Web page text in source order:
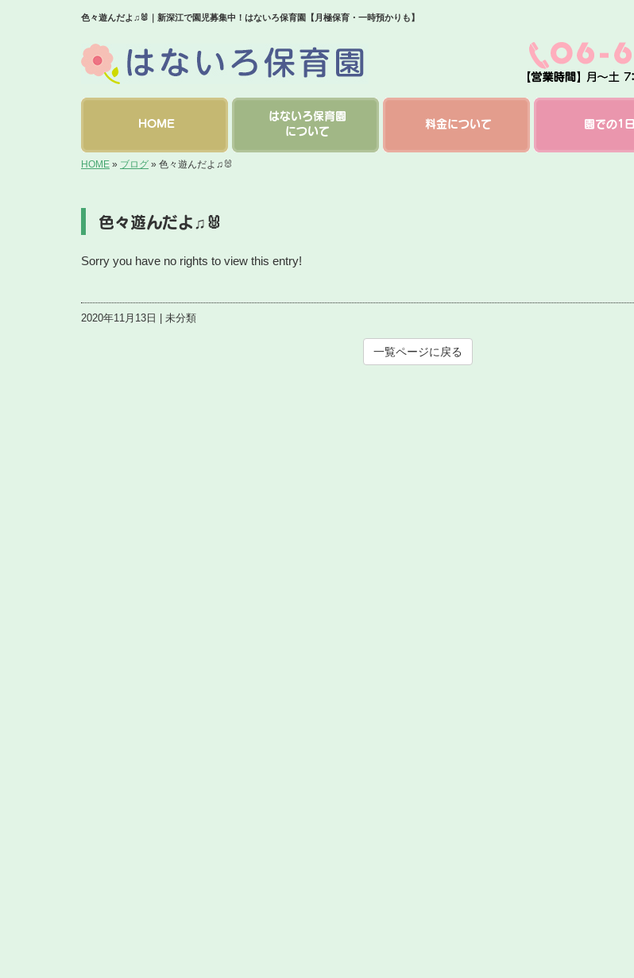
色々遊んだよ♫🐰｜新深江で園児募集中！はないろ保育園【月極保育・一時預かりも】
HOME
はないろ保育園
について
料金について 園での1日
HOME » ブログ » 色々遊んだよ♫🐰
色々遊んだよ♫🐰
Sorry you have no rights to view this entry!
2020年11月13日 | 未分類
一覧ページに戻る